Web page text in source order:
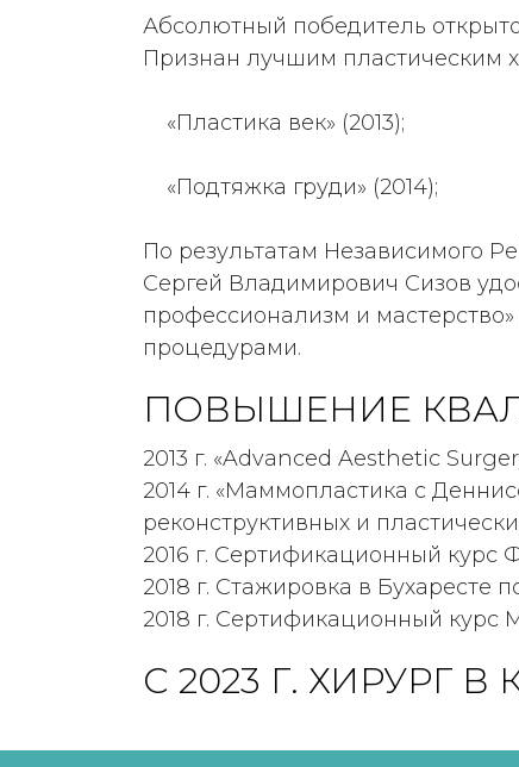
Абсолютный победитель
Признан лучшим пластическим
«Пластика век» (2013);
«Подтяжка груди» (2014);
По результатам Независимого
Сергей Владимирович Сизов
профессионализм и
процедурами.
ПОВЫШЕНИЕ
2013 г. «Advanced Aesthetic
2014 г. «Маммопластика с
реконструктивных и
2016 г. Сертификационный курс
2018 г. Стажировка в Бухаресте
2018 г. Сертификационный курс
С 2023 Г. ХИРУРГ